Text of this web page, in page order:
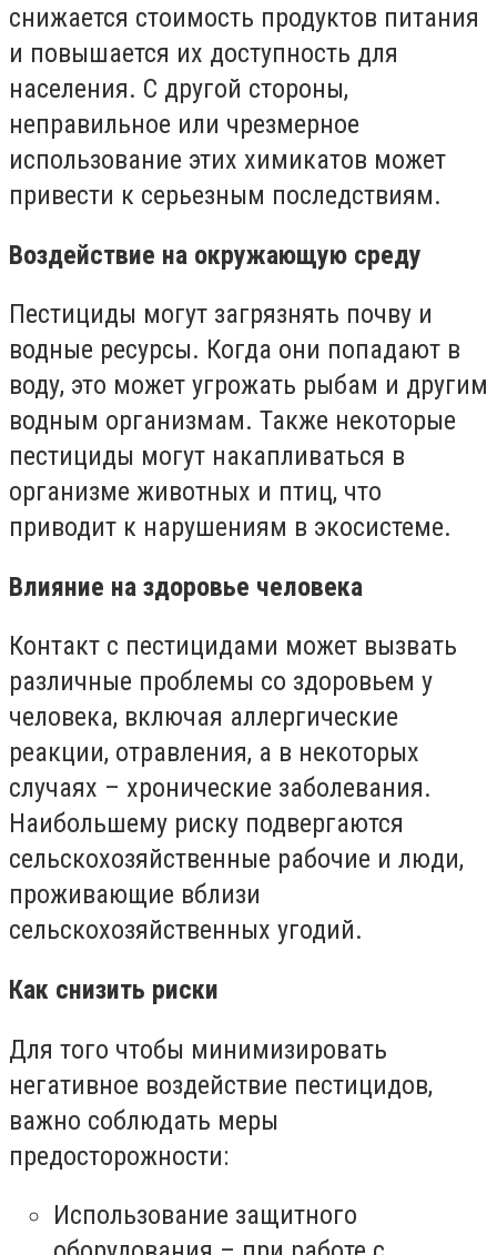
снижается стоимость продуктов питания
и повышается их доступность для
населения. С другой стороны,
неправильное или чрезмерное
использование этих химикатов может
привести к серьезным последствиям.
​Воздействие на окружающую среду
Пестициды могут загрязнять почву и
водные ресурсы. Когда они попадают в
воду, это может угрожать рыбам и другим
водным организмам. Также некоторые
пестициды могут накапливаться в
организме животных и птиц, что
приводит к нарушениям в экосистеме.
​Влияние на здоровье человека
Контакт с пестицидами может вызвать
различные проблемы со здоровьем у
человека, включая аллергические
реакции, отравления, а в некоторых
случаях – хронические заболевания.
Наибольшему риску подвергаются
сельскохозяйственные рабочие и люди,
проживающие вблизи
сельскохозяйственных угодий.
​Как снизить риски
Для того чтобы минимизировать
негативное воздействие пестицидов,
важно соблюдать меры
предосторожности:
Использование защитного